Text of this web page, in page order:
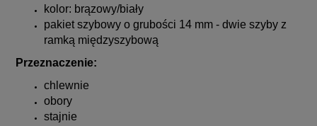
kolor: brązowy/biały
pakiet szybowy o grubości 14 mm - dwie szyby z
ramką międzyszybową
Przeznaczenie:
chlewnie
obory
stajnie